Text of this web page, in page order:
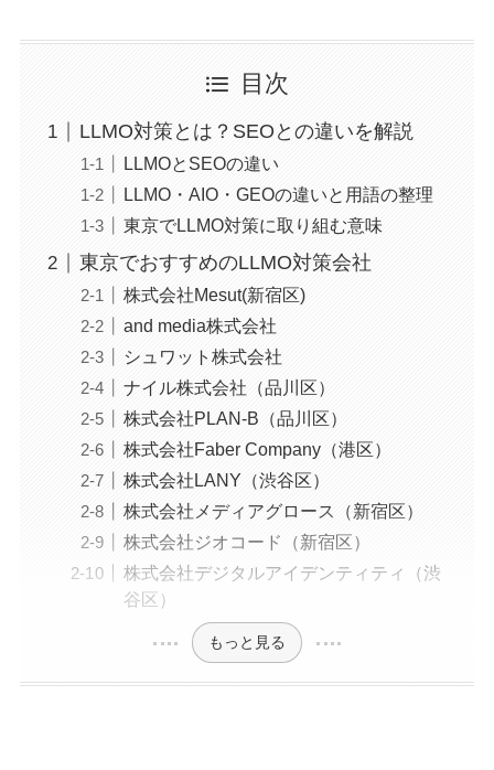
目次
LLMO対策とは？SEOとの違いを解説
LLMOとSEOの違い
LLMO・AIO・GEOの違いと用語の整理
東京でLLMO対策に取り組む意味
東京でおすすめのLLMO対策会社
株式会社Mesut(新宿区)
and media株式会社
シュワット株式会社
ナイル株式会社（品川区）
株式会社PLAN-B（品川区）
株式会社Faber Company（港区）
株式会社LANY（渋谷区）
株式会社メディアグロース（新宿区）
株式会社ジオコード（新宿区）
株式会社デジタルアイデンティティ（渋
谷区）
もっと見る